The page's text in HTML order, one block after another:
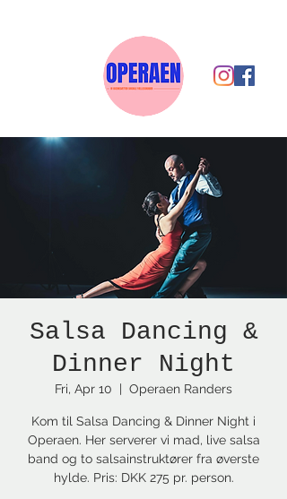
Salsa Dancing &
Dinner Night
Fri, Apr 10
  |
Operaen Randers
Kom til Salsa Dancing & Dinner Night i
Operaen. Her serverer vi mad, live salsa
band og to salsainstruktører fra øverste
hylde. Pris: DKK 275 pr. person.